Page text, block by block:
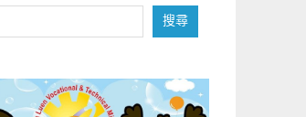
搜尋